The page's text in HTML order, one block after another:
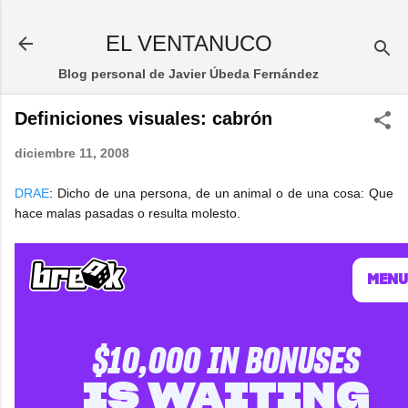
EL VENTANUCO
Blog personal de Javier Úbeda Fernández
Definiciones visuales: cabrón
diciembre 11, 2008
DRAE: Dicho de una persona, de un animal o de una cosa: Que
hace malas pasadas o resulta molesto.